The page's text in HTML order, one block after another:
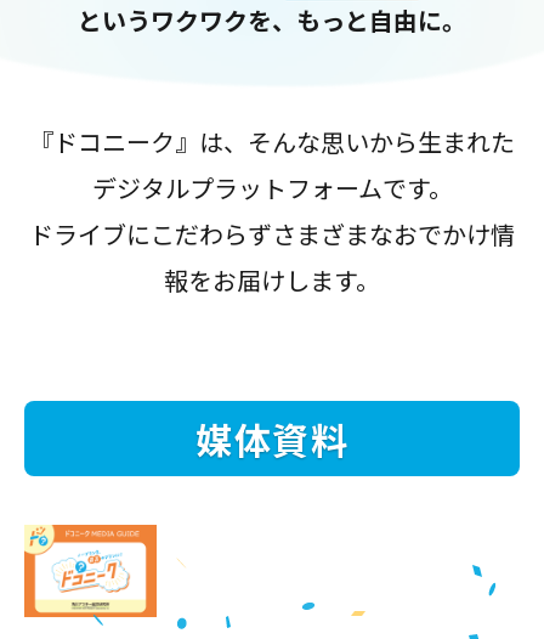
というワクワクを、もっと自由に。
『ドコニーク』は、そんな思いから生まれた
デジタルプラットフォームです。
ドライブにこだわらずさまざまなおでかけ情
報をお届けします。
媒体資料